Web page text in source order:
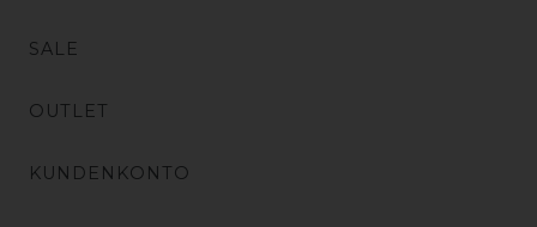
SALE
OUTLET
KUNDENKONTO